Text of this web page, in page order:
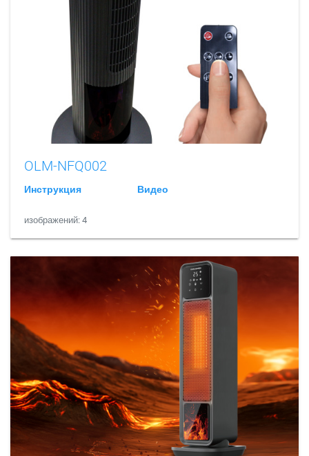
OLM-NFQ002
Инструкция Видео
изображений: 4